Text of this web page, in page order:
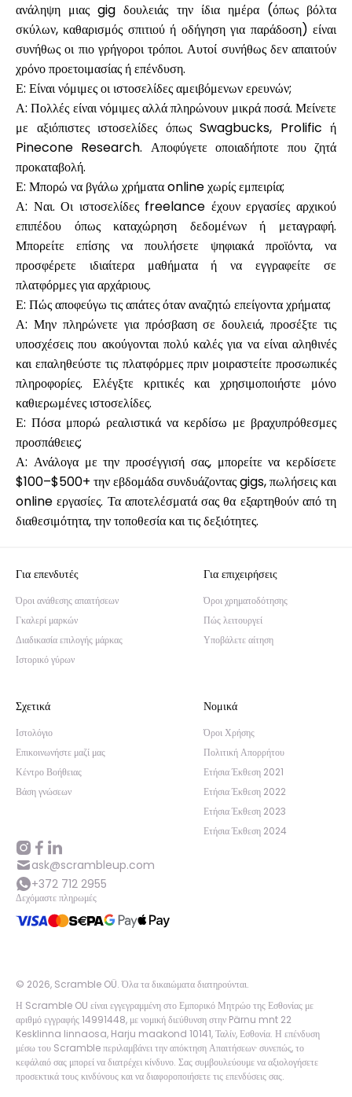
ανάληψη μιας gig δουλειάς την ίδια ημέρα (όπως βόλτα
σκύλων, καθαρισμός σπιτιού ή οδήγηση για παράδοση) είναι
συνήθως οι πιο γρήγοροι τρόποι. Αυτοί συνήθως δεν απαιτούν
χρόνο προετοιμασίας ή επένδυση.
Ε: Είναι νόμιμες οι ιστοσελίδες αμειβόμενων ερευνών;
Α: Πολλές είναι νόμιμες αλλά πληρώνουν μικρά ποσά. Μείνετε
με αξιόπιστες ιστοσελίδες όπως Swagbucks, Prolific ή
Pinecone Research. Αποφύγετε οποιαδήποτε που ζητά
προκαταβολή.
Ε: Μπορώ να βγάλω χρήματα online χωρίς εμπειρία;
Α: Ναι. Οι ιστοσελίδες freelance έχουν εργασίες αρχικού
επιπέδου όπως καταχώρηση δεδομένων ή μεταγραφή.
Μπορείτε επίσης να πουλήσετε ψηφιακά προϊόντα, να
προσφέρετε ιδιαίτερα μαθήματα ή να εγγραφείτε σε
πλατφόρμες για αρχάριους.
Ε: Πώς αποφεύγω τις απάτες όταν αναζητώ επείγοντα χρήματα;
Α: Μην πληρώνετε για πρόσβαση σε δουλειά, προσέξτε τις
υποσχέσεις που ακούγονται πολύ καλές για να είναι αληθινές
και επαληθεύστε τις πλατφόρμες πριν μοιραστείτε προσωπικές
πληροφορίες. Ελέγξτε κριτικές και χρησιμοποιήστε μόνο
καθιερωμένες ιστοσελίδες.
Ε: Πόσα μπορώ ρεαλιστικά να κερδίσω με βραχυπρόθεσμες
προσπάθειες;
Α: Ανάλογα με την προσέγγισή σας, μπορείτε να κερδίσετε
$100–$500+ την εβδομάδα συνδυάζοντας gigs, πωλήσεις και
online εργασίες. Τα αποτελέσματά σας θα εξαρτηθούν από τη
διαθεσιμότητα, την τοποθεσία και τις δεξιότητες.
Για επενδυτές
Όροι ανάθεσης απαιτήσεων
Γκαλερί μαρκών
Διαδικασία επιλογής μάρκας
Ιστορικό γύρων
Για επιχειρήσεις
Όροι χρηματοδότησης
Πώς λειτουργεί
Υποβάλετε αίτηση
Σχετικά
Ιστολόγιο
Επικοινωνήστε μαζί μας
Κέντρο Βοήθειας
Βάση γνώσεων
Νομικά
Όροι Χρήσης
Πολιτική Απορρήτου
Ετήσια Έκθεση 2021
Ετήσια Έκθεση 2022
Ετήσια Έκθεση 2023
Ετήσια Έκθεση 2024
ask@scrambleup.com
+372 712 2955
Δεχόμαστε πληρωμές
© 2026, Scramble OÜ. Όλα τα δικαιώματα διατηρούνται.
Η Scramble OU είναι εγγεγραμμένη στο Εμπορικό Μητρώο της Εσθονίας με
αριθμό εγγραφής 14991448, με νομική διεύθυνση στην Pärnu mnt 22
Kesklinna linnaosa, Harju maakond 10141, Ταλίν, Εσθονία. Η επένδυση
μέσω του Scramble περιλαμβάνει την απόκτηση Απαιτήσεων· συνεπώς, το
κεφάλαιό σας μπορεί να διατρέχει κίνδυνο. Σας συμβουλεύουμε να αξιολογήσετε
προσεκτικά τους κινδύνους και να διαφοροποιήσετε τις επενδύσεις σας.